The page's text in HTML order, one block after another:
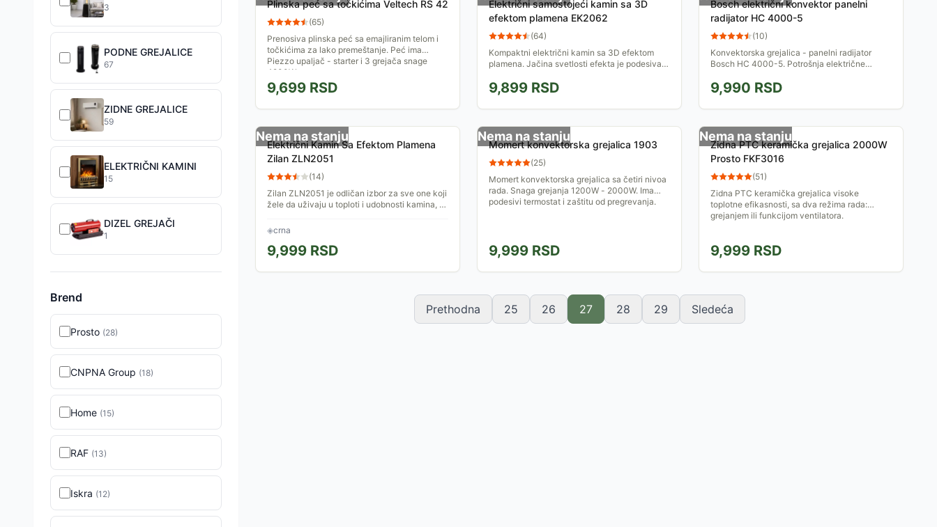
3
PODNE GREJALICE
67
ZIDNE GREJALICE
59
ELEKTRIČNI KAMINI
15
DIZEL GREJAČI
1
Brend
Prosto (28)
CNPNA Group (18)
Home (15)
RAF (13)
Iskra (12)
Plinska peć sa točkićima Veltech RS 42
(65)
Prenosiva plinska peć sa emajliranim telom i
točkićima za lako premeštanje. Peć ima
Piezzo upaljač - starter i 3 grejača snage
4200W.
9,699 RSD
Električni samostojeći kamin sa 3D
efektom plamena EK2062
(64)
Kompaktni električni kamin sa 3D efektom
plamena. Jačina svetlosti efekta je podesiva,
9,899 RSD
Bosch električni konvektor panelni
radijator HC 4000-5
(10)
Konvektorska grejalica - panelni radijator
Bosch HC 4000-5. Potrošnja električne
dizajn.
9,990 RSD
Nema na stanju
Električni Kamin Sa Efektom Plamena
Zilan ZLN2051
(14)
Zilan ZLN2051 je odličan izbor za sve one koji
žele da uživaju u toploti i udobnosti kamina, a
Ovaj...
◈crna
9,999 RSD
Nema na stanju
Momert konvektorska grejalica 1903
(25)
Momert konvektorska grejalica sa četiri nivoa
rada. Snaga grejanja 1200W - 2000W. Ima
podesivi termostat i zaštitu od pregrevanja.
9,999 RSD
Nema na stanju
Zidna PTC keramička grejalica 2000W
Prosto FKF3016
(51)
Zidna PTC keramička grejalica visoke
toplotne efikasnosti, sa dva režima rada:
grejanjem ili funkcijom ventilatora.
9,999 RSD
Prethodna 25 26 27 28 29 Sledeća